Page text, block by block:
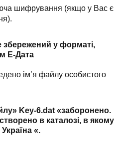
шифрування (якщо у Вас є
у форматі,
Е-Дата
ім’я файлу особистого
Key-6.dat «заборонено.
в каталозі, в якому
«.